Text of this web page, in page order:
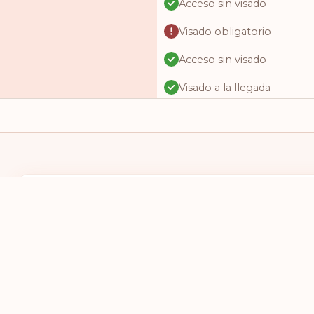
Acceso sin visado
Visado obligatorio
Acceso sin visado
Visado a la llegada